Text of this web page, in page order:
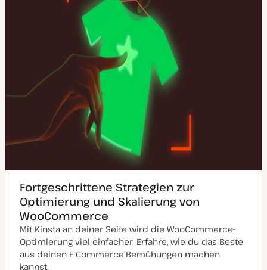
Fortgeschrittene Strategien zur
Optimierung und Skalierung von
WooCommerce
Mit Kinsta an deiner Seite wird die WooCommerce-
Optimierung viel einfacher. Erfahre, wie du das Beste
aus deinen E-Commerce-Bemühungen machen
kannst.